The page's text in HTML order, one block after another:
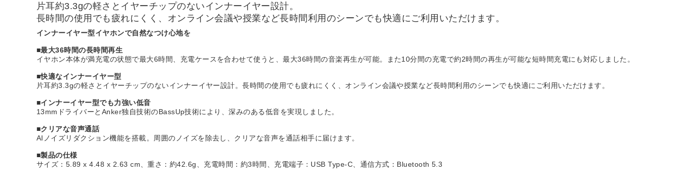
片耳約3.3gの軽さとイヤーチップのないインナーイヤー設計。
長時間の使用でも疲れにくく、オンライン会議や授業など長時間利用のシーンでも快適にご利用いただけます。
インナーイヤー型イヤホンで自然なつけ心地を
■最大36時間の長時間再生
イヤホン本体が満充電の状態で最大6時間、充電ケースを合わせて使うと、最大36時間の音楽再生が可能。また10分間の充電で約2時間の再生が可能な短時間充電にも対応しました。
■快適なインナーイヤー型
片耳約3.3gの軽さとイヤーチップのないインナーイヤー設計。長時間の使用でも疲れにくく、オンライン会議や授業など長時間利用のシーンでも快適にご利用いただけます。
■インナーイヤー型でも力強い低音
13mmドライバーとAnker独自技術のBassUp技術により、深みのある低音を実現しました。
■クリアな音声通話
AIノイズリダクション機能を搭載。周囲のノイズを除去し、クリアな音声を通話相手に届けます。
■製品の仕様
サイズ：5.89 x 4.48 x 2.63 cm、重さ：約42.6g、充電時間：約3時間、充電端子：USB Type-C、通信方式：Bluetooth 5.3